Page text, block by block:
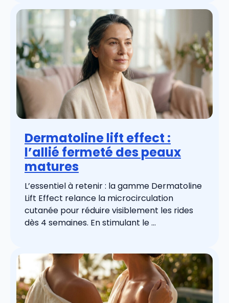
Dermatoline lift effect :
l’allié fermeté des peaux
matures
L’essentiel à retenir : la gamme Dermatoline
Lift Effect relance la microcirculation
cutanée pour réduire visiblement les rides
dès 4 semaines. En stimulant le ...